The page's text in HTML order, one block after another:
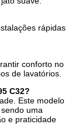
rápidas
conforto no
de lavatórios.
C32?
Este modelo
uma
e praticidade